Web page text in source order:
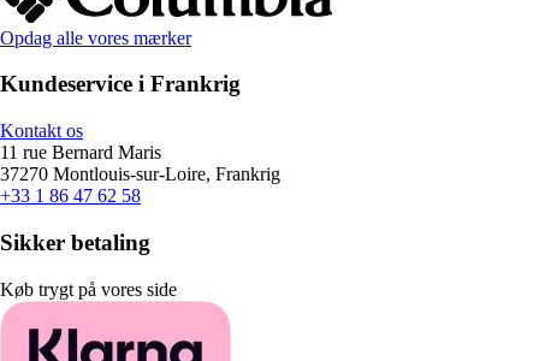
Opdag alle vores mærker
Kundeservice i Frankrig
Kontakt os
11 rue Bernard Maris
37270 Montlouis-sur-Loire, Frankrig
+33 1 86 47 62 58
Sikker betaling
Køb trygt på vores side